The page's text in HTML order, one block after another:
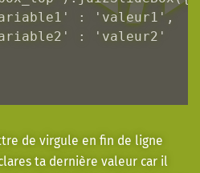
de virgule en fin de ligne
ta dernière valeur car il